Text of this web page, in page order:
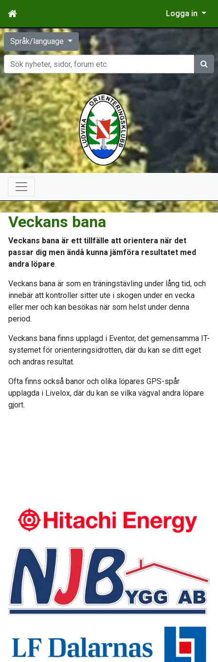
Logga in
Språk/language
Sök
Veckans bana
Veckans bana är ett tillfälle att orientera när det
passar dig men ändå kunna jämföra resultatet med
andra löpare.
Veckans bana är som en träningstävling under lång tid, och
innebär att kontroller sitter ute i skogen under en vecka
eller mer och kan besökas när som helst under denna
period.
Veckans bana finns upplagd i Eventor, det gemensamma IT-
systemet för orienteringsidrotten, där du kan se ditt eget
och andras resultat.
Ofta finns också banor och olika löpares GPS-spår
upplagda i Livelox, där du kan se vilka vägval andra löpare
gjort.